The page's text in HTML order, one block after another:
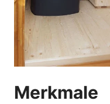
Merkmale